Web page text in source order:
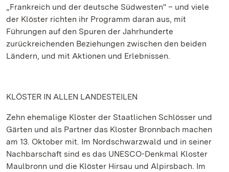
„Frankreich und der deutsche Südwesten" – und viele
der Klöster richten ihr Programm daran aus, mit
Führungen auf den Spuren der Jahrhunderte
zurückreichenden Beziehungen zwischen den beiden
Ländern, und mit Aktionen und Erlebnissen.
KLÖSTER IN ALLEN LANDESTEILEN
Zehn ehemalige Klöster der Staatlichen Schlösser und
Gärten und als Partner das Kloster Bronnbach machen
am 13. Oktober mit. Im Nordschwarzwald und in seiner
Nachbarschaft sind es das UNESCO-Denkmal Kloster
Maulbronn und die Klöster Hirsau und Alpirsbach. Im